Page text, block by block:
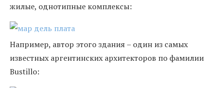
жилые, однотипные комплексы:
Например, автор этого здания – один из самых
известных аргентинских архитекторов по фамилии
Bustillo: